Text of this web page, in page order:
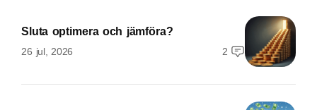
Sluta optimera och jämföra?
26 jul, 2026 2